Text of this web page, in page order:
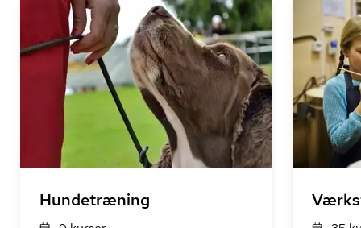
Hundetræning